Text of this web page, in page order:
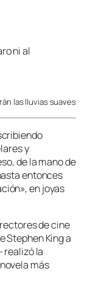
ni al
las lluvias suaves
y
de la mano de
entonces
en joyas
de cine
Stephen King a
realizó la
más